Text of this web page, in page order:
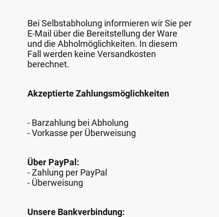
Bei Selbstabholung informieren wir Sie per
E-Mail über die Bereitstellung der Ware
und die Abholmöglichkeiten. In diesem
Fall werden keine Versandkosten
berechnet.
Akzeptierte Zahlungsmöglichkeiten
- Barzahlung bei Abholung
- Vorkasse per Überweisung
Über PayPal:
- Zahlung per PayPal
- Überweisung
Unsere Bankverbindung: